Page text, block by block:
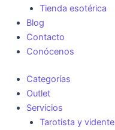
Tienda esotérica
Blog
Contacto
Conócenos
Categorías
Outlet
Servicios
Tarotista y vidente